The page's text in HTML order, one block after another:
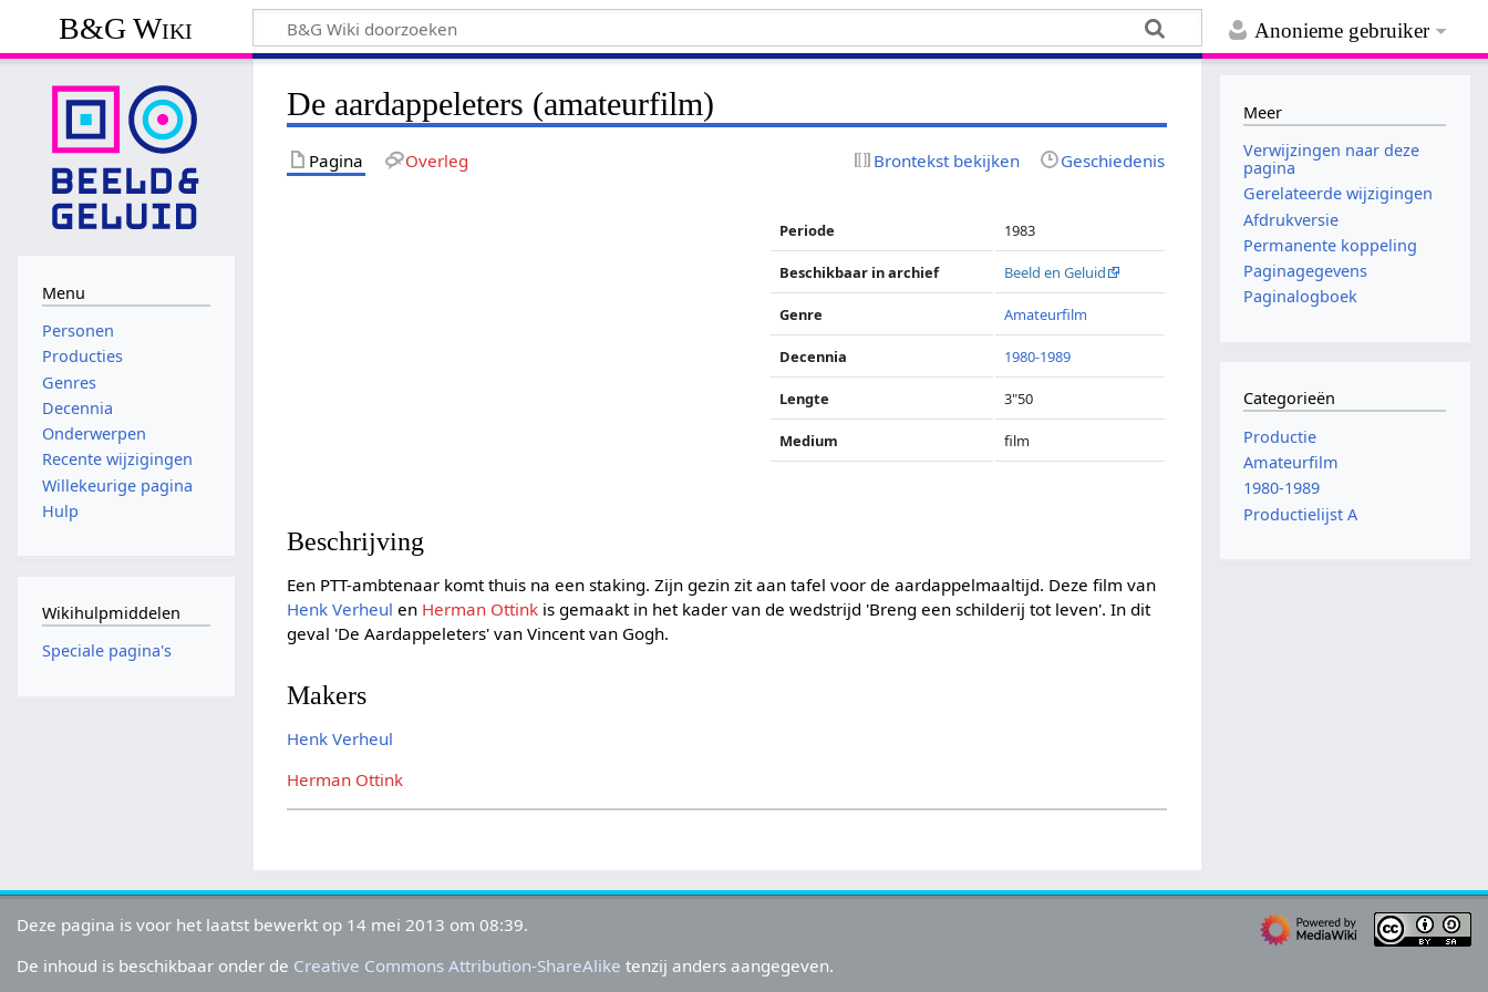
Anonieme gebruiker
B&G Wiki
De aardappeleters (amateurfilm)
Pagina Overleg Brontekst bekijken Geschiedenis
Periode 1983
Beschikbaar in archief Beeld en Geluid
Genre Amateurfilm
Decennia 1980-1989
Lengte 3"50
Medium film
Beschrijving
Een PTT-ambtenaar komt thuis na een staking. Zijn gezin zit aan tafel voor de aardappelmaaltijd. Deze film van
Henk Verheul en Herman Ottink is gemaakt in het kader van de wedstrijd 'Breng een schilderij tot leven'. In dit
geval 'De Aardappeleters' van Vincent van Gogh.
Makers
Henk Verheul
Herman Ottink
Menu
Personen
Producties
Genres
Decennia
Onderwerpen
Recente wijzigingen
Willekeurige pagina
Hulp
Wikihulpmiddelen
Speciale pagina's
Meer
Verwijzingen naar deze
pagina
Gerelateerde wijzigingen
Afdrukversie
Permanente koppeling
Paginagegevens
Paginalogboek
Categorieën
Productie
Amateurfilm
1980-1989
Productielijst A
Deze pagina is voor het laatst bewerkt op 14 mei 2013 om 08:39.
De inhoud is beschikbaar onder de Creative Commons Attribution-ShareAlike tenzij anders aangegeven.